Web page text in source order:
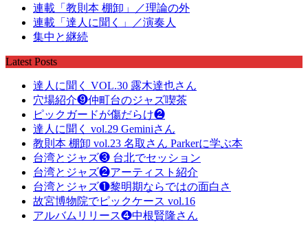
連載「教則本 棚卸」／理論の外
連載「達人に聞く」／演奏人
集中と継続
Latest Posts
達人に聞く VOL.30 露木達也さん
穴場紹介❾仲町台のジャズ喫茶
ピックガードが傷だらけ❷
達人に聞く vol.29 Geminiさん
教則本 棚卸 vol.23 名取さん Parkerに学ぶ本
台湾とジャズ❸ 台北でセッション
台湾とジャズ❷アーティスト紹介
台湾とジャズ❶黎明期ならではの面白さ
故宮博物院でピックケース vol.16
アルバムリリース❹中根賢隆さん